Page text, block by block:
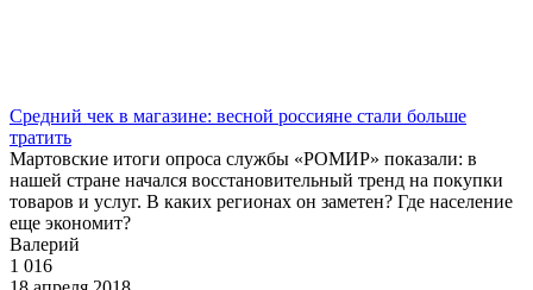
Средний чек в магазине: весной россияне стали больше
тратить
Мартовские итоги опроса службы «РОМИР» показали: в
нашей стране начался восстановительный тренд на покупки
товаров и услуг. В каких регионах он заметен? Где население
еще экономит?
Валерий
1 016